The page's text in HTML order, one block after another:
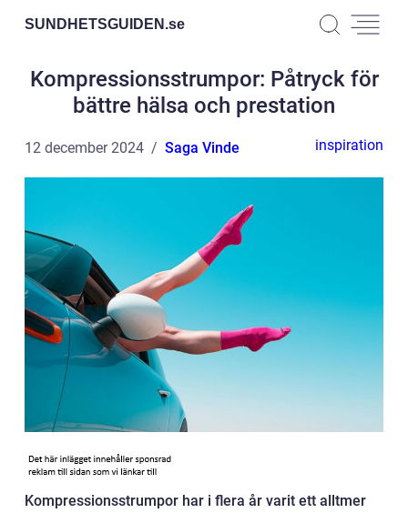
SUNDHETSGUIDEN.se
Kompressionsstrumpor: Påtryck för
bättre hälsa och prestation
12 december 2024 Saga Vinde inspiration
Kompressionsstrumpor har i flera år varit ett alltmer